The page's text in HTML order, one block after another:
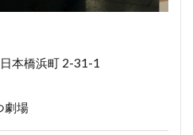
本橋浜町 2-31-1
劇場